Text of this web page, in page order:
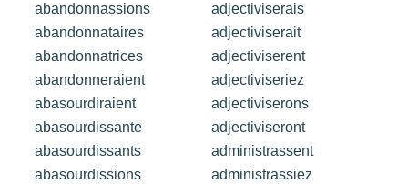
abandonnassions
abandonnataires
abandonnatrices
abandonneraient
abasourdiraient
abasourdissante
abasourdissants
abasourdissions
adjectiviserais
adjectiviserait
adjectiviserent
adjectiviseriez
adjectiviserons
adjectiviseront
administrassent
administrassiez